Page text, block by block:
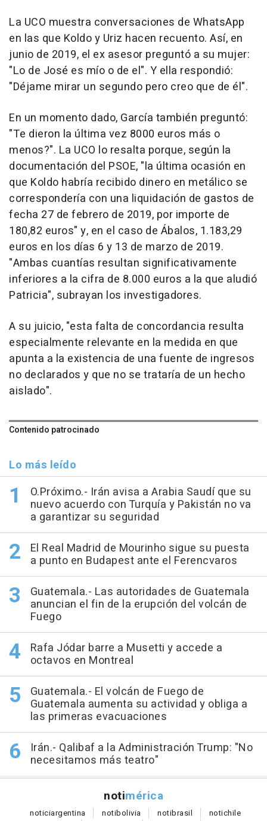
La UCO muestra conversaciones de WhatsApp
en las que Koldo y Uriz hacen recuento. Así, en
junio de 2019, el ex asesor preguntó a su mujer:
"Lo de José es mío o de el". Y ella respondió:
"Déjame mirar un segundo pero creo que de él".
En un momento dado, García también preguntó:
"Te dieron la última vez 8000 euros más o
menos?". La UCO lo resalta porque, según la
documentación del PSOE, "la última ocasión en
que Koldo habría recibido dinero en metálico se
correspondería con una liquidación de gastos de
fecha 27 de febrero de 2019, por importe de
180,82 euros" y, en el caso de Ábalos, 1.183,29
euros en los días 6 y 13 de marzo de 2019.
"Ambas cuantías resultan significativamente
inferiores a la cifra de 8.000 euros a la que aludió
Patricia", subrayan los investigadores.
A su juicio, "esta falta de concordancia resulta
especialmente relevante en la medida en que
apunta a la existencia de una fuente de ingresos
no declarados y que no se trataría de un hecho
aislado".
Contenido patrocinado
Lo más leído
O.Próximo.- Irán avisa a Arabia Saudí que su
nuevo acuerdo con Turquía y Pakistán no va
a garantizar su seguridad
El Real Madrid de Mourinho sigue su puesta
a punto en Budapest ante el Ferencvaros
Guatemala.- Las autoridades de Guatemala
anuncian el fin de la erupción del volcán de
Fuego
Rafa Jódar barre a Musetti y accede a
octavos en Montreal
Guatemala.- El volcán de Fuego de
Guatemala aumenta su actividad y obliga a
las primeras evacuaciones
Irán.- Qalibaf a la Administración Trump: "No
necesitamos más teatro"
notimérica
noticiargentina notibolivia notibrasil notichile